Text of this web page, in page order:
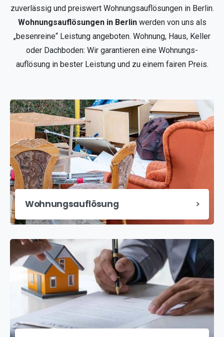
zuverlässig und preiswert Wohnungsauflösungen in Berlin.
Wohnungsauflösungen in Berlinwerden von uns als
„besenreine“ Leistung angeboten. Wohnung, Haus, Keller
oder Dachboden: Wir garantieren eine Wohnungs-
auflösung in bester Leistung und zu einem fairen Preis.
Wohnungsauflösung